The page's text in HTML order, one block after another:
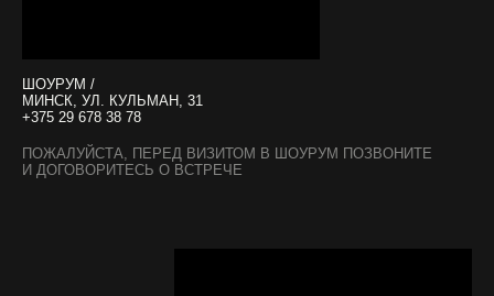
ШОУРУМ /
МИНСК, УЛ. КУЛЬМАН, 31
+375 29 678 38 78
ПОЖАЛУЙСТА, ПЕРЕД ВИЗИТОМ В ШОУРУМ ПОЗВОНИТЕ
И ДОГОВОРИТЕСЬ О ВСТРЕЧЕ